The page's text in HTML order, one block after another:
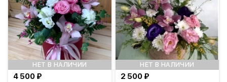
НЕТ В НАЛИЧИИ
4 500 ₽
НЕТ В НАЛИЧИИ
2 500 ₽